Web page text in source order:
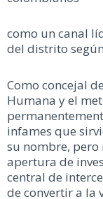
como un canal
del distrito
Como concejal
Humana y el
infames que
su nombre,
apertura de
central de
de convertir a la